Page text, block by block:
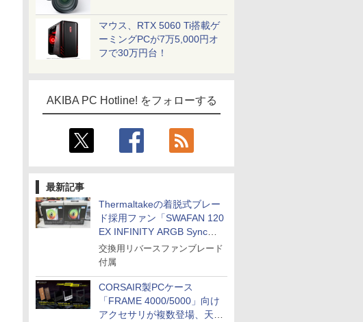
マウス、RTX 5060 Ti搭載ゲ
ーミングPCが7万5,000円オ
フで30万円台！
AKIBA PC Hotline! をフォローする
最新記事
Thermaltakeの着脱式ブレー
ド採用ファン「SWAFAN 120
EX INFINITY ARGB Sync」
に単品パッケージ
交換用リバースファンブレード
付属
CORSAIR製PCケース
「FRAME 4000/5000」向け
アクセサリが複数登場、天然